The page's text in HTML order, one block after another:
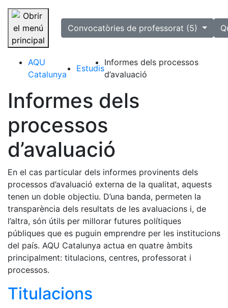
Saltar la navegació
selectedConvocatòries de professorat (5)
AQU
Catalunya
Estudis
Informes dels processos
d’avaluació
Informes dels
processos
d’avaluació
En el cas particular dels informes provinents dels
processos d’avaluació externa de la qualitat, aquests
tenen un doble objectiu. D’una banda, permeten la
transparència dels resultats de les avaluacions i, de
l’altra, són útils per millorar futures polítiques
públiques que es puguin emprendre per les institucions
del país. AQU Catalunya actua en quatre àmbits
principalment: titulacions, centres, professorat i
processos.
Titulacions